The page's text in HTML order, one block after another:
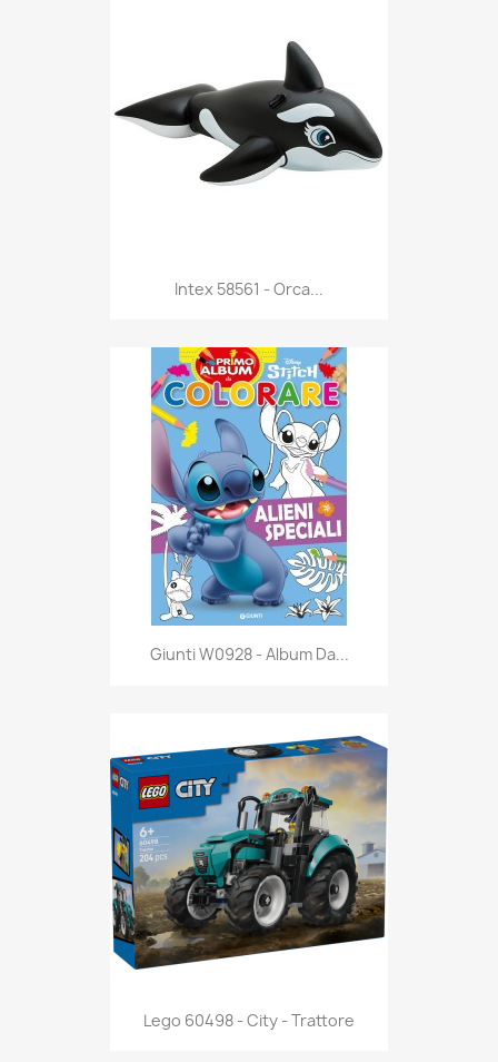
 Anteprima
Intex 58561 - Orca...
Anteprima
Giunti W0928 - Album Da...
Anteprima
Lego 60498 - City - Trattore